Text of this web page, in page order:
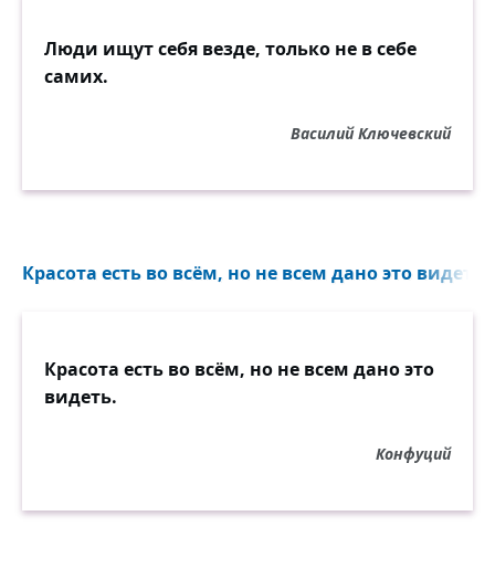
Люди ищут себя везде, только не в себе
самих.
Василий Ключевский
Красота есть во всём, но не всем дано это
Красота есть во всём, но не всем дано это
видеть.
Конфуций